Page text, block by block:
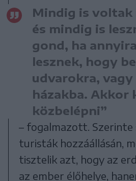
Mindig is
és mindig is
gond, ha
lesznek, hogy
udvarokra,
házakba. Akkor
közbelépni”
– fogalmazott. Szerinte
turisták hozzáállásán,
tisztelik azt, hogy az
az ember élőhelye,